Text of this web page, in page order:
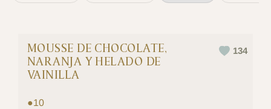
MOUSSE DE CHOCOLATE,
NARANJA Y HELADO DE
VAINILLA
134
●10